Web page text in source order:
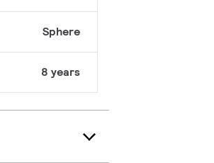
Sphere
8 years